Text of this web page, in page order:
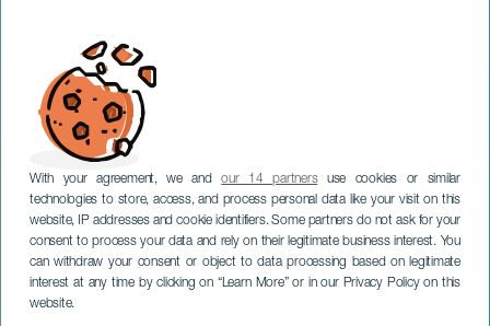
With your agreement, we andour 14 partnersuse cookies or similar
technologies to store, access, and process personal data like your visit on this
website, IP addresses and cookie identifiers. Some partners do not ask for your
consent to process your data and rely on their legitimate business interest. You
can withdraw your consent or object to data processing based on legitimate
interest at any time by clicking on “Learn More” or in our Privacy Policy on this
website.
Tension 4: Havets och
musikens rev
LANZAROTE